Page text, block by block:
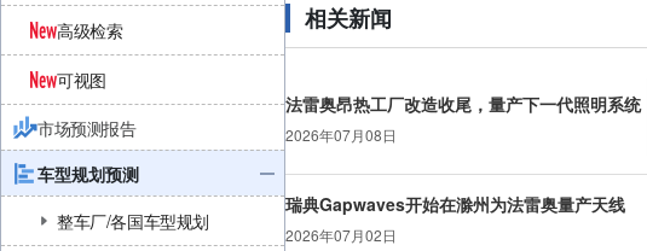
高级检索
可视图
市场预测报告
车型规划预测
整车厂/各国车型规划
相关新闻
法雷奥昂热工厂改造收尾，量产下一代照明系统
2026年07月08日
瑞典Gapwaves开始在滁州为法雷奥量产天线
2026年07月02日